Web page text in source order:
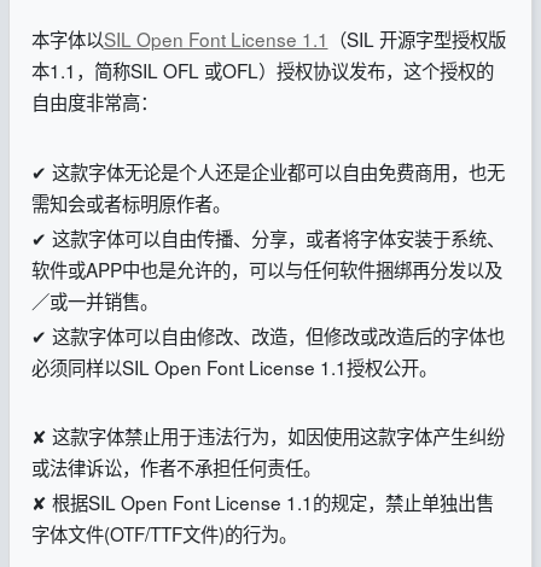
本字体以SIL Open Font License 1.1 （SIL 开源字型授权版
本1.1，简称SIL OFL 或OFL）授权协议发布，这个授权的
自由度非常高：
✔ 这款字体无论是个人还是企业都可以自由免费商用，也无
需知会或者标明原作者。
✔ 这款字体可以自由传播、分享，或者将字体安装于系统、
软件或APP中也是允许的，可以与任何软件捆绑再分发以及
／或一并销售。
✔ 这款字体可以自由修改、改造，但修改或改造后的字体也
必须同样以SIL Open Font License 1.1授权公开。
✘ 这款字体禁止用于违法行为，如因使用这款字体产生纠纷
或法律诉讼，作者不承担任何责任。
✘ 根据SIL Open Font License 1.1的规定，禁止单独出售
字体文件(OTF/TTF文件)的行为。